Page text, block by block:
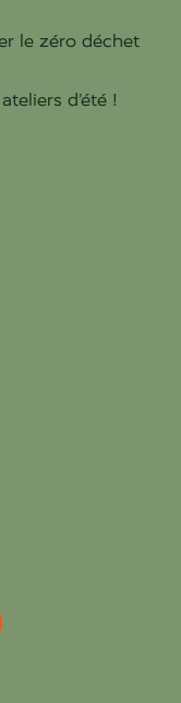
le zéro déchet
d’été !